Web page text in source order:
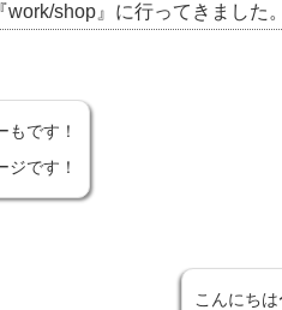
work/shop』に行ってきました。
もです！
ジです！
こんにちは